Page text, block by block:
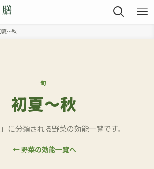
夏〜秋
旬
初夏〜秋
」に分類される野菜の効能一覧です。
← 野菜の効能一覧へ